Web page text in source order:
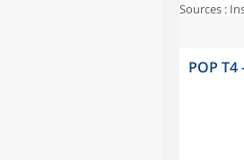
Sources :
POP